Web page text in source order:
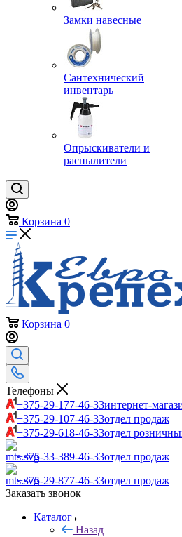
Замки навесные
Сантехнический
инвентарь
Опрыскиватели и
распылители
Корзина 0
Корзина 0
Телефоны
+375-29-177-46-33интернет-
+375-29-107-46-33отдел продаж
+375-29-618-46-33отдел
+375-33-389-46-33отдел продаж
+375-29-877-46-33отдел продаж
Заказать звонок
Каталог
Назад